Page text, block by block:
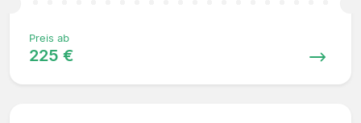
Preis ab
225 €